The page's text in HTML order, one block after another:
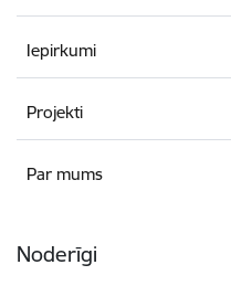
Iepirkumi
Projekti
Par mums
Noderīgi